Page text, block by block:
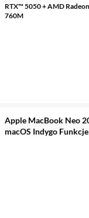
RTX™ 5050 + AMD
760M
Apple MacBook Neo
macOS Indygo